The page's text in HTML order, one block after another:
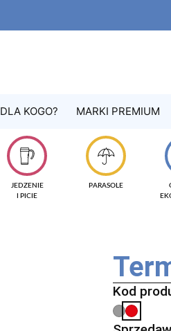
DLA KOGO? MARKI PREMIUM
JEDZENIE
I PICIE
PARASOLE
Kod